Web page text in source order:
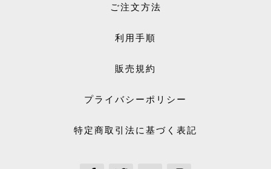
ご注文方法
利用手順
販売規約
プライバシーポリシー
特定商取引法に基づく表記
See our FacebookSee our TwitterSee our Youtube channel
See our Instagram Plus